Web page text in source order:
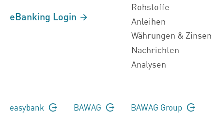
eBanking Login
Rohstoffe
Anleihen
Währungen & Zinsen
Nachrichten
Analysen
easybank BAWAG BAWAG Group